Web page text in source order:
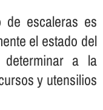
de escaleras es
el estado del
a la
y utensilios